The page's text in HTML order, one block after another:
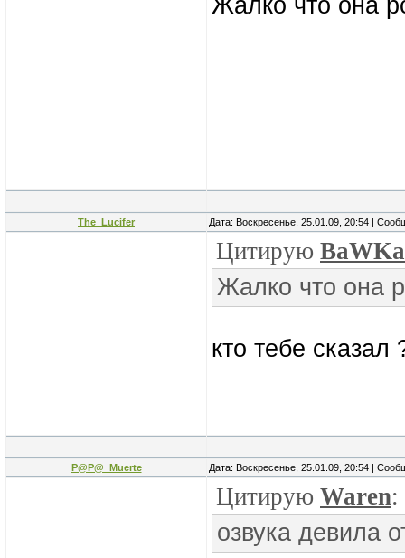
Жалко что она
The_Lucifer Дата: Воскресенье, 25.01.09, 20:54 |
Цитирую
Жалко что она
кто тебе сказал
P@P@_Muerte Дата: Воскресенье, 25.01.09, 20:54 |
Цитирую Waren:
озвука девила